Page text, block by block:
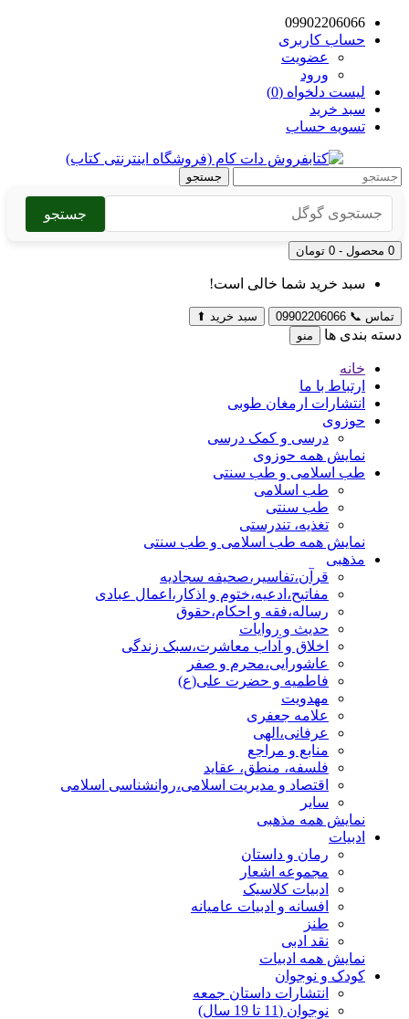
09902206066
حساب کاربری
عضویت
ورود
لیست دلخواه (0)
سبد خرید
تسویه حساب
جستجو
جستجو
0 محصول - 0 تومان
سبد خرید شما خالی است!
تماس 📞
09902206066 سبد خرید ⬆
دسته بندی ها منو
خانه
ارتباط با ما
انتشارات ارمغان طوبی
حوزوی
درسی و کمک درسی
نمایش همه حوزوی
طب اسلامی و طب سنتی
طب اسلامی
طب سنتی
تغذیه، تندرستی
نمایش همه طب اسلامی و طب سنتی
مذهبی
قرآن،تفاسیر،صحیفه سجادیه
مفاتیح،ادعیه،ختوم و اذکار،اعمال عبادی
رساله،فقه و احکام،حقوق
حدیث و روایات
اخلاق و آداب معاشرت،سبک زندگی
عاشورایی،محرم و صفر
فاطمیه و حضرت علی(ع)
مهدویت
علامه جعفری
عرفانی،الهی
منابع و مراجع
فلسفه، منطق، عقاید
اقتصاد و مدیریت اسلامی،روانشناسی اسلامی
سایر
نمایش همه مذهبی
ادبیات
رمان و داستان
مجموعه اشعار
ادبیات کلاسیک
افسانه و ادبیات عامیانه
طنز
نقد ادبی
نمایش همه ادبیات
کودک و نوجوان
انتشارات داستان جمعه
نوجوان (11 تا 19 سال)